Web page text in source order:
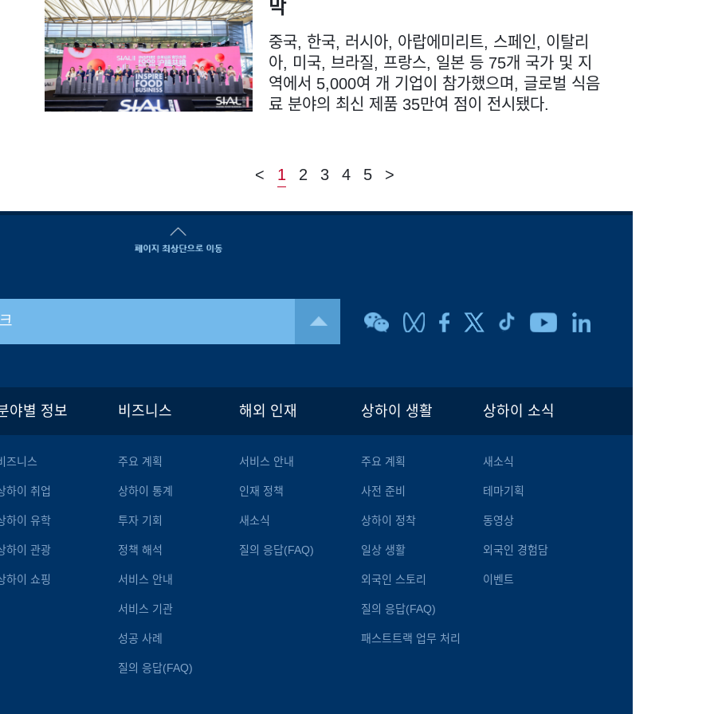
막
중국, 한국, 러시아, 아랍에미리트, 스페인, 이탈리
아, 미국, 브라질, 프랑스, 일본 등 75개 국가 및 지
역에서 5,000여 개 기업이 참가했으며, 글로벌 식음
료 분야의 최신 제품 35만여 점이 전시됐다.
< 1 2 3 4 5 >
야별 정보
즈니스
하이 취업
하이 유학
하이 관광
하이 쇼핑
비즈니스
주요 계획
상하이 통계
투자 기회
정책 해석
서비스 안내
서비스 기관
성공 사례
질의 응답(FAQ)
해외 인재
서비스 안내
인재 정책
새소식
질의 응답(FAQ)
상하이 생활
주요 계획
사전 준비
상하이 정착
일상 생활
외국인 스토리
질의 응답(FAQ)
패스트트랙 업무 처리
상하이 소식
새소식
테마기획
동영상
외국인 경험담
이벤트